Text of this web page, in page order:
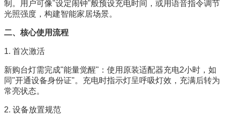
制。用户可像"设定闹钟"般预设充电时间，或用语音指令调节
光照强度，构建智能家居场景。
二、核心使用流程
1. 首次激活
新购台灯需完成"能量觉醒"：使用原装适配器充电2小时，如
同"开通设备身份证"。充电时指示灯呈呼吸灯效，充满后转为
常亮状态。
2. 设备放置规范